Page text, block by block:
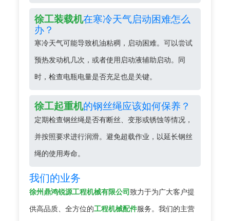
徐工装载机在寒冷天气启动困难怎么
办？
寒冷天气可能导致机油粘稠，启动困难。可以尝试
预热发动机几次，或者使用启动液辅助启动。同
时，检查电瓶电量是否充足也是关键。
徐工起重机的钢丝绳应该如何保养？
定期检查钢丝绳是否有断丝、变形或锈蚀等情况，
并按照要求进行润滑。避免超载作业，以延长钢丝
绳的使用寿命。
我们的业务
徐州鼎鸿锐源工程机械有限公司致力于为广大客户提
供高品质、全方位的工程机械配件服务。我们的主营